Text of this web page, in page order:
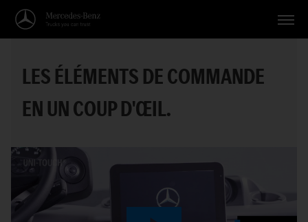
Applications
Thèmes
Service
Recherche
LES ÉLÉMENTS DE COMMANDE
EN UN COUP D'ŒIL.